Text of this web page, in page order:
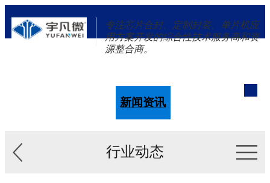
专注芯片合封、定制封装、单片机应
用方案开发的综合性技术服务商和资
源整合商。
新闻资讯
行业动态